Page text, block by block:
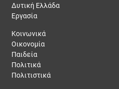
Δυτική Ελλάδα
Εργασία
Κοινωνικά
Οικονομία
Παιδεία
Πολιτικά
Πολιτιστικά